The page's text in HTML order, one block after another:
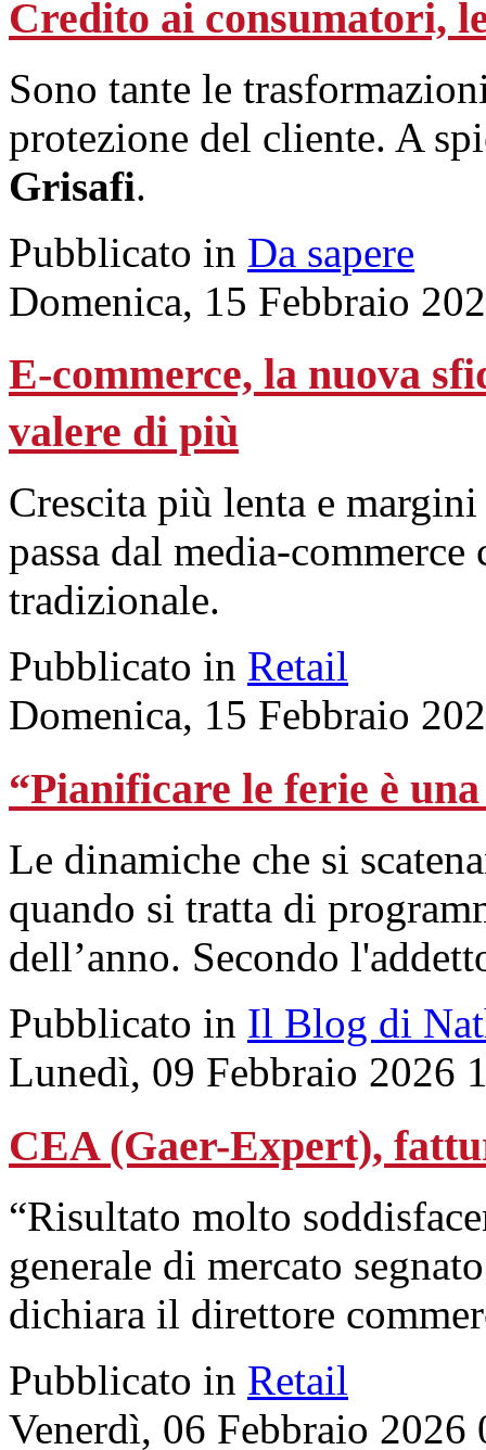
Credito ai consumatori,
Sono tante le
protezione del cliente. A
Grisafi.
Pubblicato in Da sapere
Domenica, 15 Febbraio
E-commerce, la nuova
valere di più
Crescita più lenta e
passa dal media-
tradizionale.
Pubblicato in Retail
Domenica, 15 Febbraio
“Pianificare le ferie è
Le dinamiche che si
quando si tratta di
dell’anno. Secondo
Pubblicato in Il Blog di
Lunedì, 09 Febbraio 2026
CEA (Gaer-Expert),
“Risultato molto
generale di mercato
dichiara il direttore
Pubblicato in Retail
Venerdì, 06 Febbraio 2026